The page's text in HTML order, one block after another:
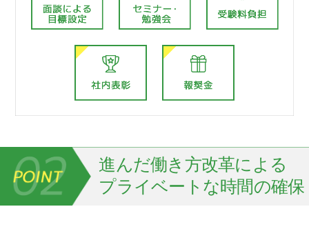
進んだ働き方改革による
プライベートな時間の確保